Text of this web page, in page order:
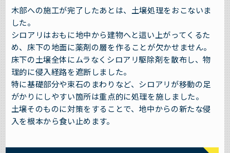
木部への施工が完了したあとは、土壌処理をおこないま
した。
シロアリはおもに地中から建物へと這い上がってくるた
め、床下の地面に薬剤の層を作ることが欠かせません。
床下の土壌全体にムラなくシロアリ駆除剤を散布し、物
理的に侵入経路を遮断しました。
特に基礎部分や束石のまわりなど、シロアリが移動の足
がかりにしやすい箇所は重点的に処理を施しました。
土壌そのものに対策をすることで、地中からの新たな侵
入を根本から食い止めます。